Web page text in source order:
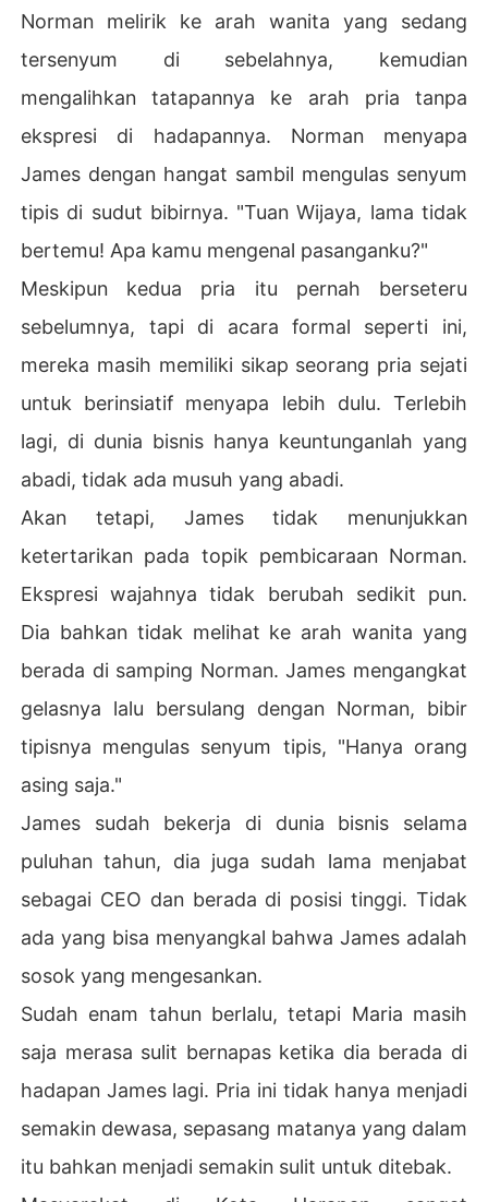
Norman melirik ke arah wanita yang sedang
tersenyum di sebelahnya, kemudian
mengalihkan tatapannya ke arah pria tanpa
ekspresi di hadapannya. Norman menyapa
James dengan hangat sambil mengulas senyum
tipis di sudut bibirnya. "Tuan Wijaya, lama tidak
bertemu! Apa kamu mengenal pasanganku?"
Meskipun kedua pria itu pernah berseteru
sebelumnya, tapi di acara formal seperti ini,
mereka masih memiliki sikap seorang pria sejati
untuk berinsiatif menyapa lebih dulu. Terlebih
lagi, di dunia bisnis hanya keuntunganlah yang
abadi, tidak ada musuh yang abadi.
Akan tetapi, James tidak menunjukkan
ketertarikan pada topik pembicaraan Norman.
Ekspresi wajahnya tidak berubah sedikit pun.
Dia bahkan tidak melihat ke arah wanita yang
berada di samping Norman. James mengangkat
gelasnya lalu bersulang dengan Norman, bibir
tipisnya mengulas senyum tipis, "Hanya orang
asing saja."
James sudah bekerja di dunia bisnis selama
puluhan tahun, dia juga sudah lama menjabat
sebagai CEO dan berada di posisi tinggi. Tidak
ada yang bisa menyangkal bahwa James adalah
sosok yang mengesankan.
Sudah enam tahun berlalu, tetapi Maria masih
saja merasa sulit bernapas ketika dia berada di
hadapan James lagi. Pria ini tidak hanya menjadi
semakin dewasa, sepasang matanya yang dalam
itu bahkan menjadi semakin sulit untuk ditebak.